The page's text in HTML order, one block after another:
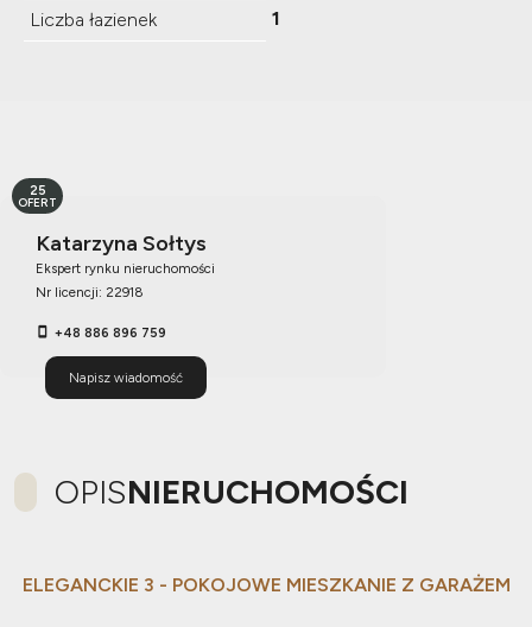
Liczba łazienek
1
Katarzyna Sołtys
Ekspert rynku nieruchomości
Nr licencji: 22918
+48 886 896 759
Napisz wiadomość
25
OFERT
OPISNIERUCHOMOŚCI
ELEGANCKIE 3 - POKOJOWE MIESZKANIE Z GARAŻEM